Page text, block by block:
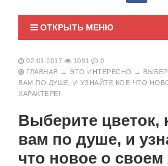
ОТКРЫТЬ МЕНЮ
02.01.2017 1091
0
ГЛАВНАЯ → ЭТО ИНТЕРЕСНО →
ВАМ ПО ДУШЕ, И УЗНАЙТЕ КОЕ-ЧТО
ХАРАКТЕРЕ!
Выберите цветок,
вам по душе, и
что новое о своем